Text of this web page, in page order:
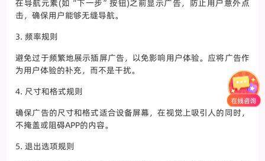
在导航元素(如“下一步”按钮)之前显示广告，防止用户意外点
击，确保用户能够无缝导航。
3. 频率规则
避免过于频繁地展示插屏广告，以免影响用户体验。应将广告作
为用户体验的补充，而不是干扰。
4. 尺寸和格式规则
确保广告的尺寸和格式适合设备屏幕，在视觉上吸引人的同时，
不掩盖或阻碍APP的内容。
5. 退出选项规则